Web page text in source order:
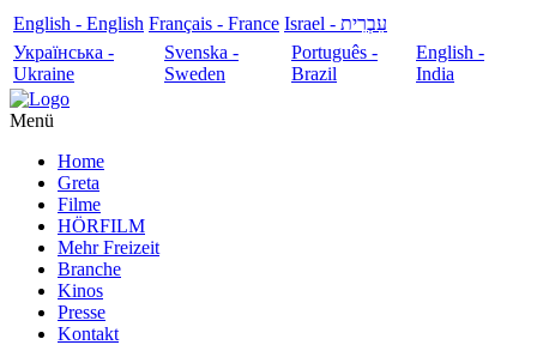
English - English Français - France
עִבְרִית - Israel
Українська -
Ukraine
Svenska -
Sweden
Português -
Brazil
English -
India
Menü
Home
Greta
Filme
HÖRFILM
Mehr Freizeit
Branche
Kinos
Presse
Kontakt